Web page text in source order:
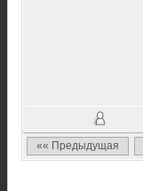
«« Предыдущая